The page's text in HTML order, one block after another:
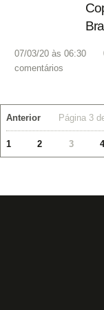
07/03/20 às 06:30
comentários
Anterior Página 3
1 2 3